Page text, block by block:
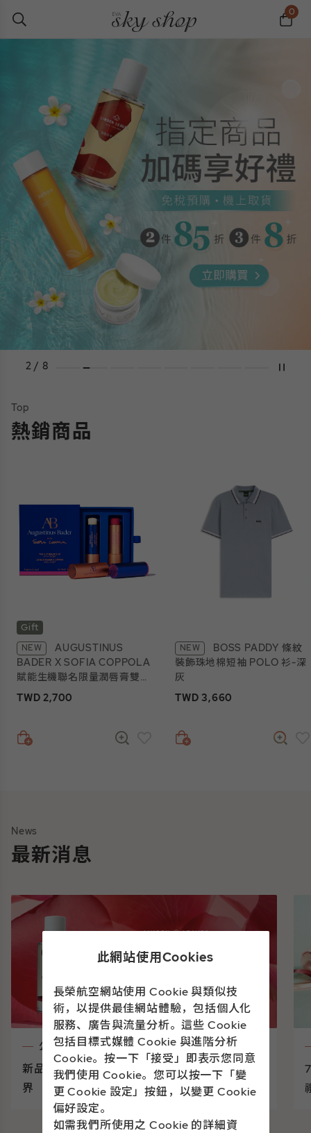
此網站使用Cookies
長榮航空網站使用 Cookie 與類似技
術，以提供最佳網站體驗，包括個人化
服務、廣告與流量分析。這些 Cookie
包括目標式媒體 Cookie 與進階分析
Cookie。按一下「接受」即表示您同意
我們使用 Cookie。您可以按一下「變
更 Cookie 設定」按鈕，以變更 Cookie
偏好設定。
如需我們所使用之 Cookie 的詳細資
0
最新消息
2 / 8
Top
熱銷商品
Gift
NEW
AUGUSTINUS
BADER X SOFIA COPPOLA
賦能生機聯名限量潤唇膏雙入
組
TWD 2,700
NEW
BOSS PADDY 條紋
裝飾珠地棉短袖 POLO 衫-深
灰
TWD 3,660
News
最新消息
公告
新品牌登場 | 走進Linden Leaves的植萃美學世
界